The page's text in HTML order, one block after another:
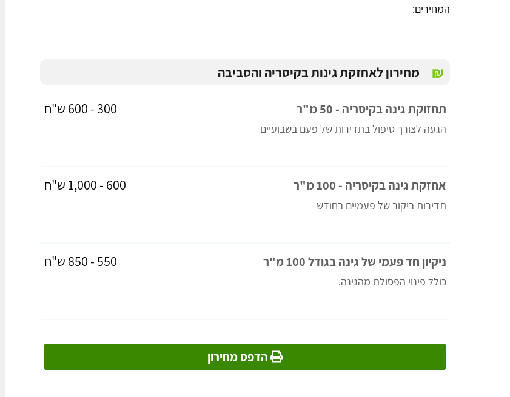
המחירים:
₪ מחירון לאחזקת גינות בקיסריה והסביבה
תחזוקת גינה בקיסריה - 50 מ"ר
הגעה לצורך טיפול בתדירות של פעם בשבועיים
300 - 600 ש"ח
אחזקת גינה בקיסריה - 100 מ"ר
תדירות ביקור של פעמיים בחודש
600 - 1,000 ש"ח
ניקיון חד פעמי של גינה בגודל 100 מ"ר
כולל פינוי הפסולת מהגינה.
550 - 850 ש"ח
הדפס מחירון